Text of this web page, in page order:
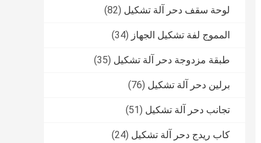
لوحة سقف دحر آلة تشكيل (82)
المموج لفة تشكيل الجهاز (34)
طبقة مزدوجة دحر آلة تشكيل (35)
برلين دحر آلة تشكيل (76)
تجانب دحر آلة تشكيل (51)
كاب ريدج دحر آلة تشكيل (24)